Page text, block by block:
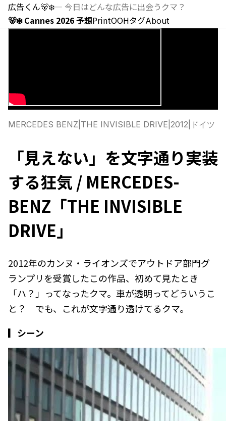
広告くん🐻‍❄️— 今日はどんな広告に出会うクマ？
🐻‍❄️ Cannes 2026 予想PrintOOHタグAbout
MERCEDES BENZ THE INVISIBLE DRIVE 2012 ドイツ
「見えない」を文字通り実装
する狂気 / MERCEDES-
BENZ「THE INVISIBLE
DRIVE」
2012年のカンヌ・ライオンズでアウトドア部門グ
ランプリを受賞したこの作品、初めて見たとき
「ハ？」ってなったクマ。車が透明ってどういうこ
と？ でも、これが文字通り透けてるクマ。
▎シーン